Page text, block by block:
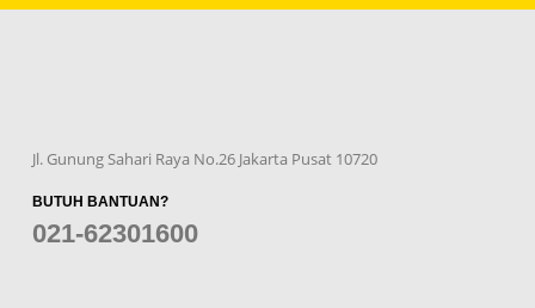
Jl. Gunung Sahari Raya No.26 Jakarta Pusat 10720
BUTUH BANTUAN?
021-62301600